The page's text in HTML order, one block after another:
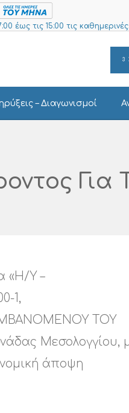
έως τις 15:00 τις καθημερινές.
3
– Διαγωνισμοί
«Η/Υ –
1,
ΤΟΥ
Μεσολογγίου,
άποψη